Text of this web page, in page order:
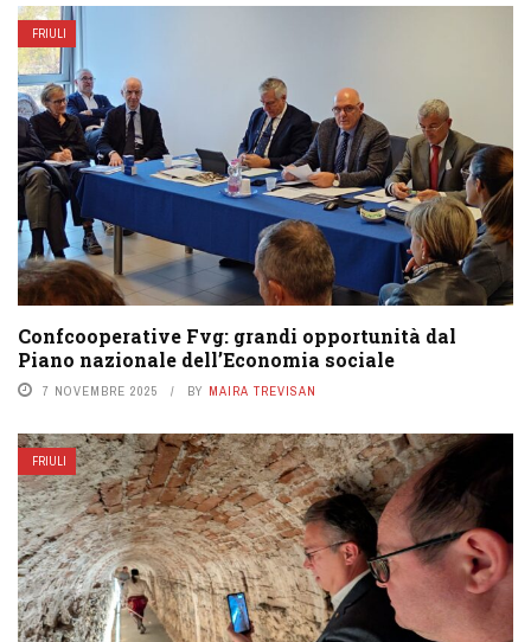
FRIULI
Confcooperative Fvg: grandi opportunità dal
Piano nazionale dell’Economia sociale
7 NOVEMBRE 2025 BY MAIRA TREVISAN
FRIULI